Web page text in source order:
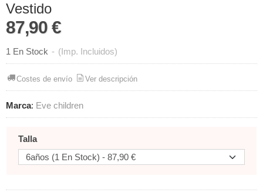
Vestido
87,90 €
1 En Stock - (Imp. Incluidos)
Costes de envío Ver descripción
Marca: Eve children
Talla